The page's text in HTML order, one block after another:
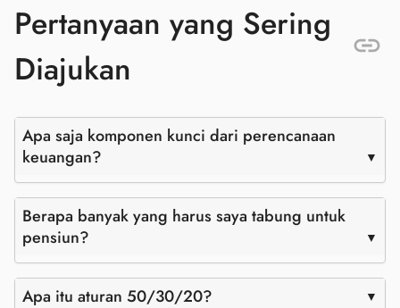
Pertanyaan yang Sering
Diajukan
Apa saja komponen kunci dari perencanaan
keuangan?
Berapa banyak yang harus saya tabung untuk
pensiun?
Apa itu aturan 50/30/20?